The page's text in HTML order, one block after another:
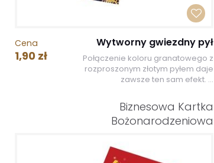
Cena
1,90 zł
Wytworny gwiezdny pył
Połączenie koloru granatowego z
rozproszonym złotym pyłem daje
zawsze ten sam efekt. ...
Biznesowa Kartka
Bożonarodzeniowa